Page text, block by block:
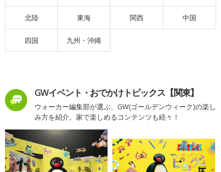
北陸 東海 関西 中国
四国 九州・沖縄
GWイベント・おでかけトピックス【関東】
ウォーカー編集部が選ぶ、GW(ゴールデンウィーク)の楽し
み方を紹介。家で楽しめるコンテンツも続々！